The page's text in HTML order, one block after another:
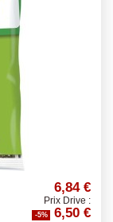
6,84 €
Prix Drive :
-5% 6,50 €